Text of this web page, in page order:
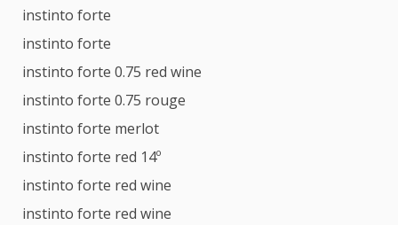
instinto forte
instinto forte
instinto forte 0.75 red wine
instinto forte 0.75 rouge
instinto forte merlot
instinto forte red 14º
instinto forte red wine
instinto forte red wine